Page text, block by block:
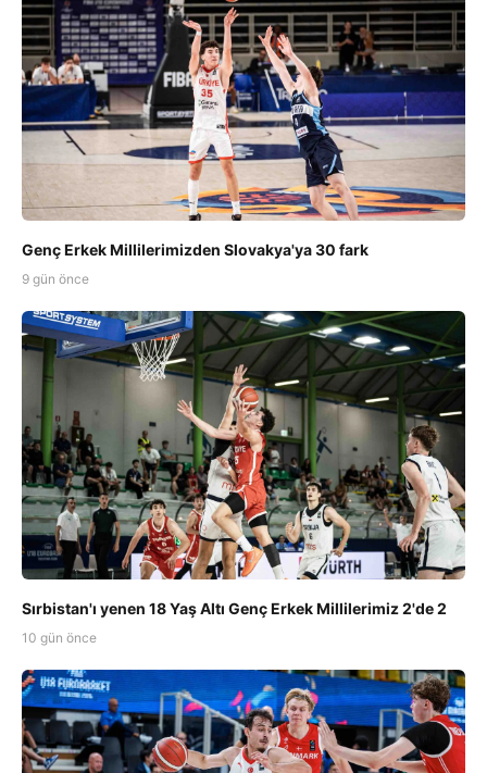
Genç Erkek Millilerimizden Slovakya'ya 30 fark
9 gün önce
Sırbistan'ı yenen 18 Yaş Altı Genç Erkek Millilerimiz 2'de 2
10 gün önce